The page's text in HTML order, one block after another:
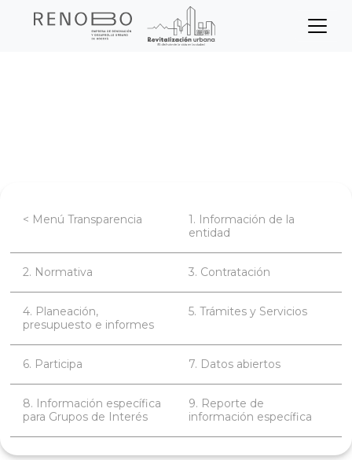
Sitio Web Empresa de
Transparencia
< Menú Transparencia
1. Información de la
entidad
2. Normativa 3. Contratación
4. Planeación,
presupuesto e informes
5. Trámites y Servicios
6. Participa 7. Datos abiertos
8. Información específica
para Grupos de Interés
9. Reporte de
información específica